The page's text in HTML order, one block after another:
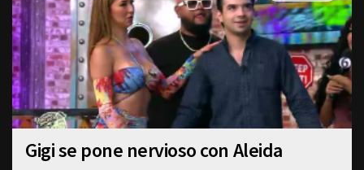
Gigi se pone nervioso con Aleida